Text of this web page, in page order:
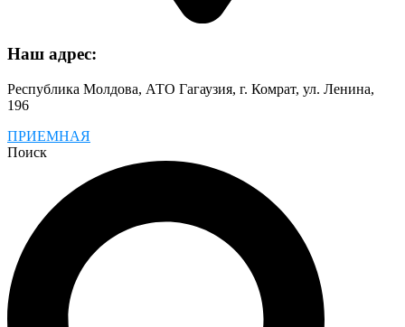
Наш адрес:
Республика Молдова, АТО Гагаузия, г. Комрат, ул. Ленина,
196
ПРИЕМНАЯ
Поиск